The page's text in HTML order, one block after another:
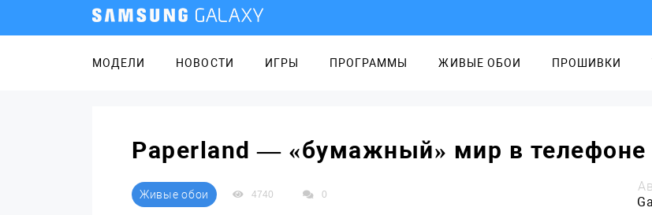
МОДЕЛИ НОВОСТИ ИГРЫ ПРОГРАММЫ ЖИВЫЕ ОБОИ ПРОШИВКИ
Paperland — «бумажный» мир в телефоне
Живые обои 4740 0